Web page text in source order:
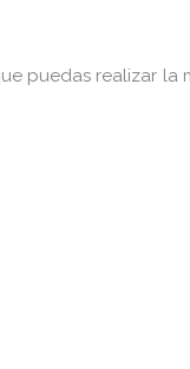
puedas realizar la